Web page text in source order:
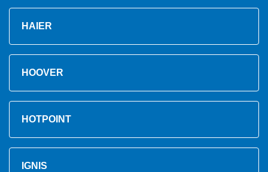
HAIER
HOOVER
HOTPOINT
IGNIS